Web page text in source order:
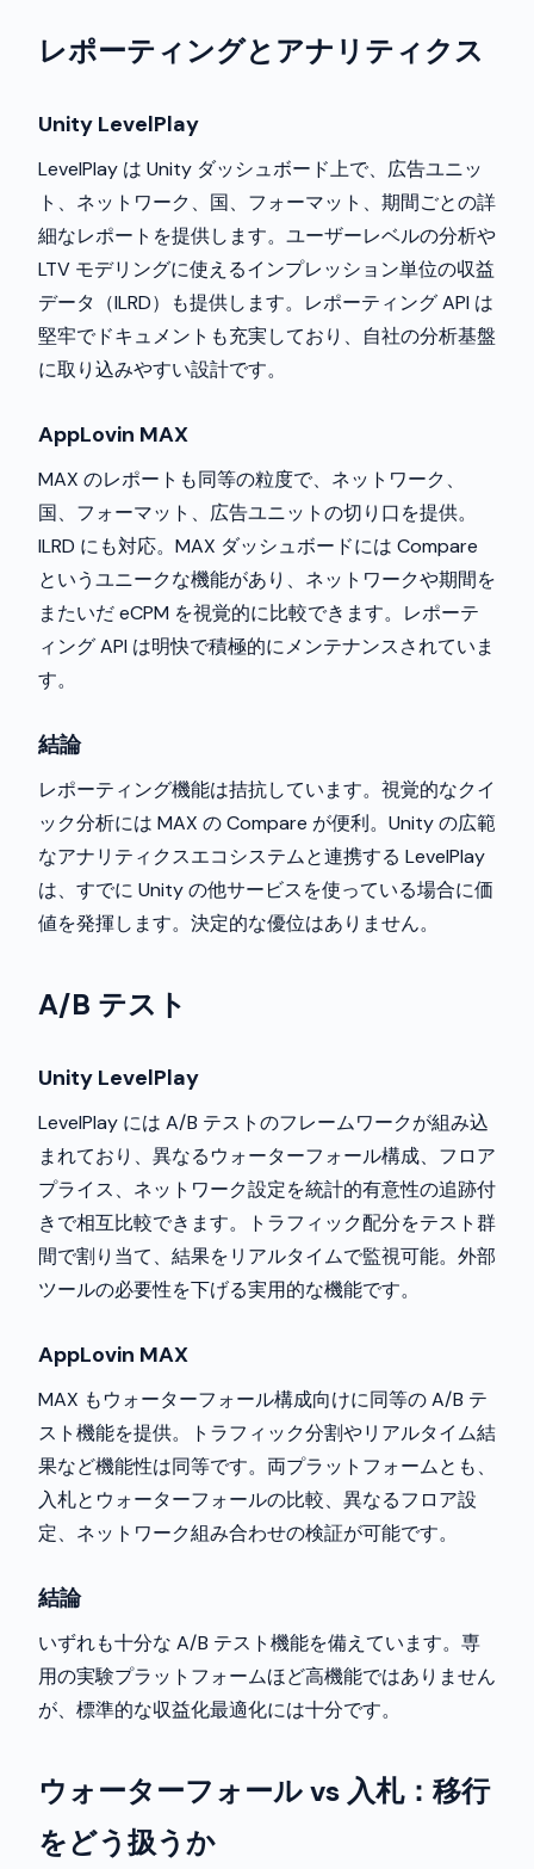
レポーティングとアナリティクス
Unity LevelPlay
LevelPlay は Unity ダッシュボード上で、広告ユニッ
ト、ネットワーク、国、フォーマット、期間ごとの詳
細なレポートを提供します。ユーザーレベルの分析や
LTV モデリングに使えるインプレッション単位の収益
データ（ILRD）も提供します。レポーティング API は
堅牢でドキュメントも充実しており、自社の分析基盤
に取り込みやすい設計です。
AppLovin MAX
MAX のレポートも同等の粒度で、ネットワーク、
国、フォーマット、広告ユニットの切り口を提供。
ILRD にも対応。MAX ダッシュボードには Compare
というユニークな機能があり、ネットワークや期間を
またいだ eCPM を視覚的に比較できます。レポーテ
ィング API は明快で積極的にメンテナンスされていま
す。
結論
レポーティング機能は拮抗しています。視覚的なクイ
ック分析には MAX の Compare が便利。Unity の広範
なアナリティクスエコシステムと連携する LevelPlay
は、すでに Unity の他サービスを使っている場合に価
値を発揮します。決定的な優位はありません。
A/B テスト
Unity LevelPlay
LevelPlay には A/B テストのフレームワークが組み込
まれており、異なるウォーターフォール構成、フロア
プライス、ネットワーク設定を統計的有意性の追跡付
きで相互比較できます。トラフィック配分をテスト群
間で割り当て、結果をリアルタイムで監視可能。外部
ツールの必要性を下げる実用的な機能です。
AppLovin MAX
MAX もウォーターフォール構成向けに同等の A/B テ
スト機能を提供。トラフィック分割やリアルタイム結
果など機能性は同等です。両プラットフォームとも、
入札とウォーターフォールの比較、異なるフロア設
定、ネットワーク組み合わせの検証が可能です。
結論
いずれも十分な A/B テスト機能を備えています。専
用の実験プラットフォームほど高機能ではありません
が、標準的な収益化最適化には十分です。
ウォーターフォール vs 入札：移行
をどう扱うか